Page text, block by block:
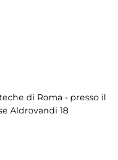
di Roma - presso il
Aldrovandi 18